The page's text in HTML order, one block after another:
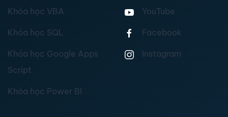
Khóa học VBA
Khóa học SQL
Khóa học Google Apps
Script
Khóa học Power BI
YouTube
Facebook
Instagram